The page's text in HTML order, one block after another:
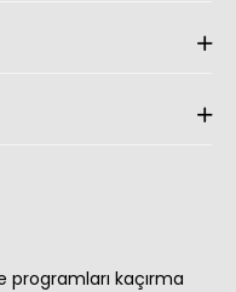
programları kaçırma